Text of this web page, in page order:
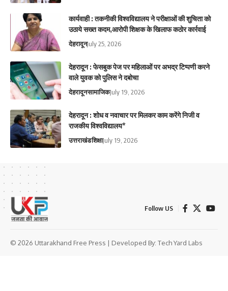
कार्यवाही : तकनीकी विश्वविद्यालय ने परीक्षाओं की शुचिता को
उठाये सख्त कदम,आरोपी शिक्षक के खिलाफ कठोर कार्रवाई
देहरादूनJuly 25, 2026
देहरादून : फेसबुक पेज पर महिलाओं पर अभद्र टिप्पणी करने
वाले युवक को पुलिस ने दबोचा
देहरादूनसामाजिकJuly 19, 2026
देहरादून : शोध व नवाचार पर मिलकर काम करेंगे निजी व
राजकीय विश्वविद्यालय*
उत्तराखंडशिक्षाJuly 19, 2026
Follow US
© 2026 Uttarakhand Free Press | Developed By: Tech Yard Labs